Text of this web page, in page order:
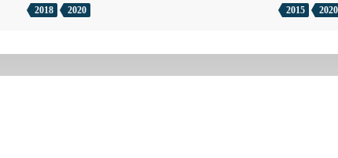
2018 2020 2015 2020